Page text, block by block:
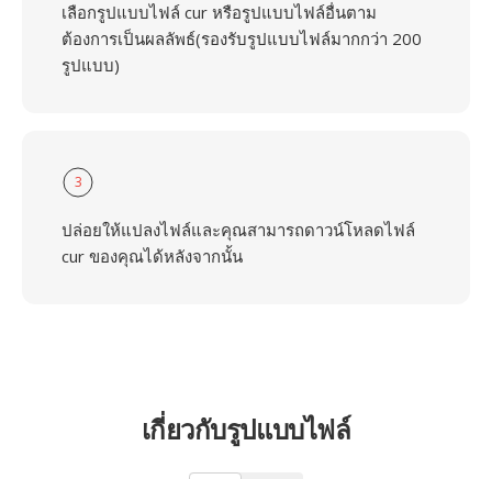
เลือกรูปแบบไฟล์ cur หรือรูปแบบไฟล์อื่นตาม
ต้องการเป็นผลลัพธ์(รองรับรูปแบบไฟล์มากกว่า 200
รูปแบบ)
3
ปล่อยให้แปลงไฟล์และคุณสามารถดาวน์โหลดไฟล์
cur ของคุณได้หลังจากนั้น
เกี่ยวกับรูปแบบไฟล์